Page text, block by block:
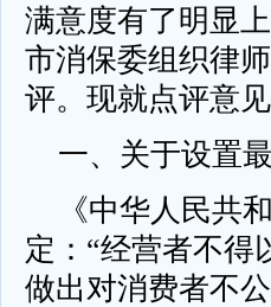
满意度有了明显
市消保委组织律
评。现就点评意
一、关于设置
《中华人民共
定：“经营者不得
做出对消费者不